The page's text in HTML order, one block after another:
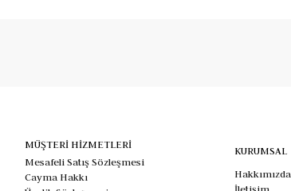
MÜŞTERİ HİZMETLERİ
Mesafeli Satış Sözleşmesi
Cayma Hakkı
KURUMSAL
Hakkımızda